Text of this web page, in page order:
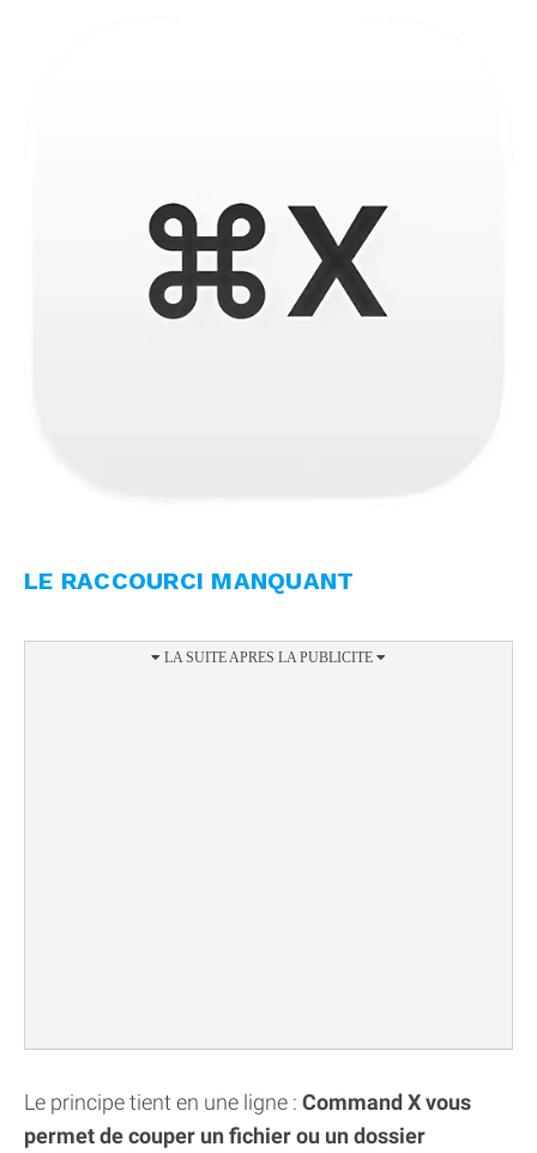
LE RACCOURCI MANQUANT
Le principe tient en une ligne : Command X vous
permet de couper un fichier ou un dossier